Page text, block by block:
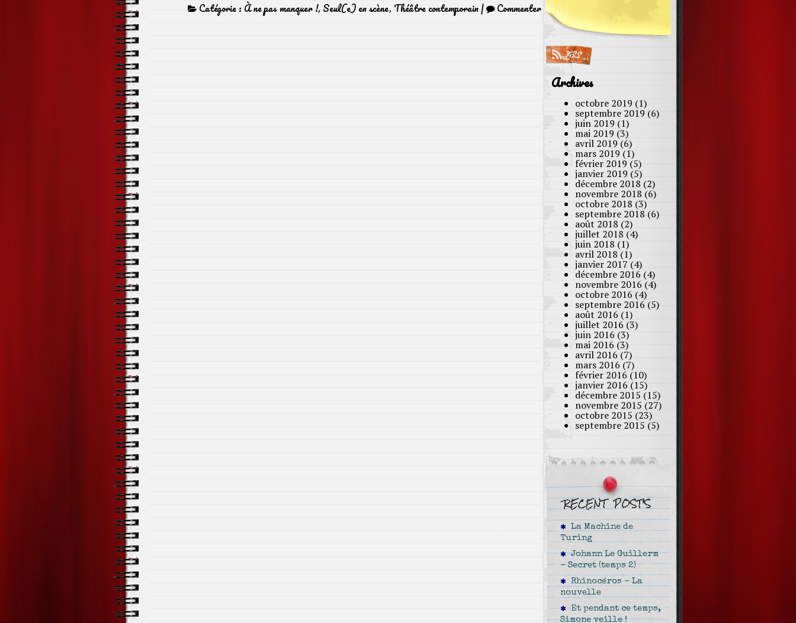
Catégorie : À ne pas manquer !, Seul(e) en scène, Théâtre contemporain| Commenter
Archives
octobre 2019 (1)
septembre 2019 (6)
juin 2019 (1)
mai 2019 (3)
avril 2019 (6)
mars 2019 (1)
février 2019 (5)
janvier 2019 (5)
décembre 2018 (2)
novembre 2018 (6)
octobre 2018 (3)
septembre 2018 (6)
août 2018 (2)
juillet 2018 (4)
juin 2018 (1)
avril 2018 (1)
janvier 2017 (4)
décembre 2016 (4)
novembre 2016 (4)
octobre 2016 (4)
septembre 2016 (5)
août 2016 (1)
juillet 2016 (3)
juin 2016 (3)
mai 2016 (3)
avril 2016 (7)
mars 2016 (7)
février 2016 (10)
janvier 2016 (15)
décembre 2015 (15)
novembre 2015 (27)
octobre 2015 (23)
septembre 2015 (5)
La Machine de
Turing
Johann Le Guillerm
– Secret (temps 2)
Rhinocéros – La
nouvelle
Et pendant ce temps,
Simone veille !